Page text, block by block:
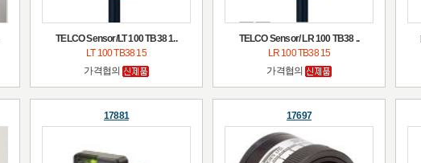
TELCO Sensor/LT 100 TB38 1..
LT 100 TB38 15
가격협의
TELCO Sensor/ LR 100 TB38 ..
LR 100 TB38 15
가격협의
17881 17697